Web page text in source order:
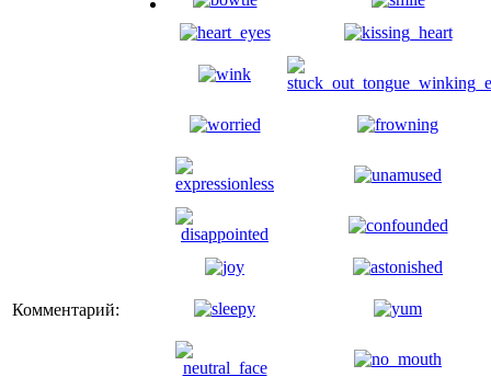
Комментарий: